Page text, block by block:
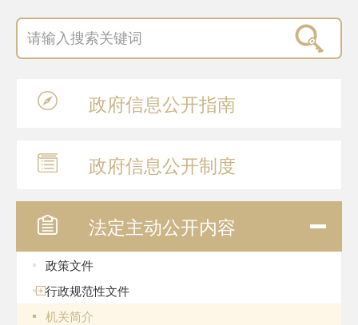
政府信息公开指南
政府信息公开制度
法定主动公开内容
政策文件
行政规范性文件
机关简介